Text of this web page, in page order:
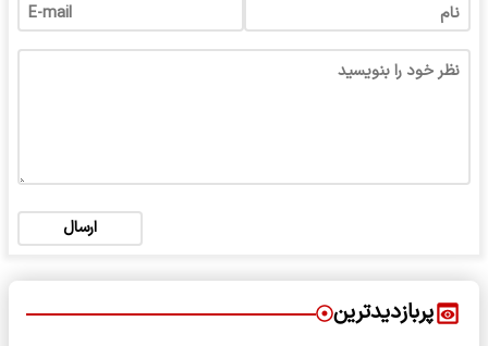
ارسال
پربازدیدترین